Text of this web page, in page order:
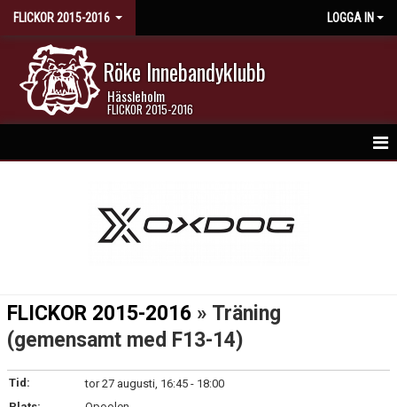
FLICKOR 2015-2016 LOGGA IN
Röke Innebandyklubb
Hässleholm
FLICKOR 2015-2016
TRUPPEN
BILDGALLERI
FLICKOR 2015-2016 » Träning
(gemensamt med F13-14)
Tid:
tor 27 augusti, 16:45 - 18:00